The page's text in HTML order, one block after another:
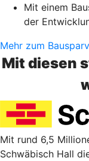
Mit einem
der
Mehr zum
Mit diesen
Mit rund 6,5
Schwäbisch Hall